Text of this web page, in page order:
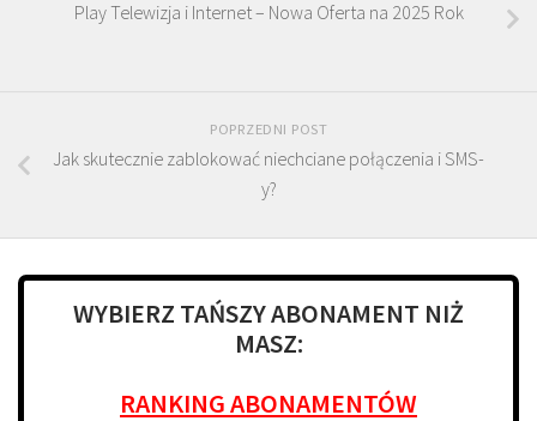
Play Telewizja i Internet – Nowa Oferta na 2025 Rok
POPRZEDNI POST
Jak skutecznie zablokować niechciane połączenia i SMS-
y?
WYBIERZ TAŃSZY ABONAMENT NIŻ
MASZ:
RANKING ABONAMENTÓW